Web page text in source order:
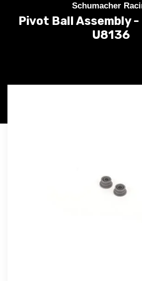
Schumacher
Pivot Ball Assembly -
U8136